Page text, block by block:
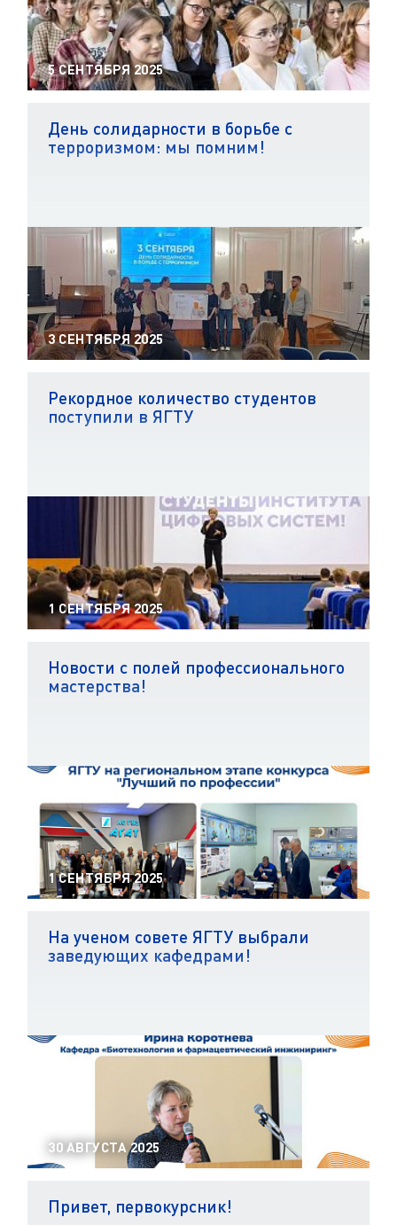
5 СЕНТЯБРЯ 2025
День солидарности в борьбе с
терроризмом: мы помним!
3 СЕНТЯБРЯ 2025
Рекордное количество студентов
поступили в ЯГТУ
1 СЕНТЯБРЯ 2025
Новости с полей профессионального
мастерства!
1 СЕНТЯБРЯ 2025
На ученом совете ЯГТУ выбрали
заведующих кафедрами!
30 АВГУСТА 2025
Привет, первокурсник!